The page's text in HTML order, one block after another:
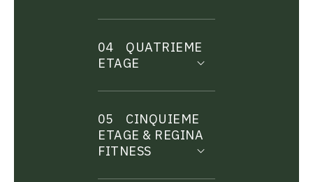
04
QUATRIEME
ETAGE
05
CINQUIEME
ETAGE & REGINA
FITNESS